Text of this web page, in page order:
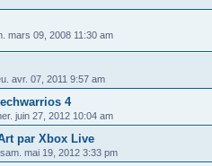
mars 09, 2008 11:30 am
avr. 07, 2011 9:57 am
4
juin 27, 2012 10:04 am
par Xbox Live
sam. mai 19, 2012 3:33 pm